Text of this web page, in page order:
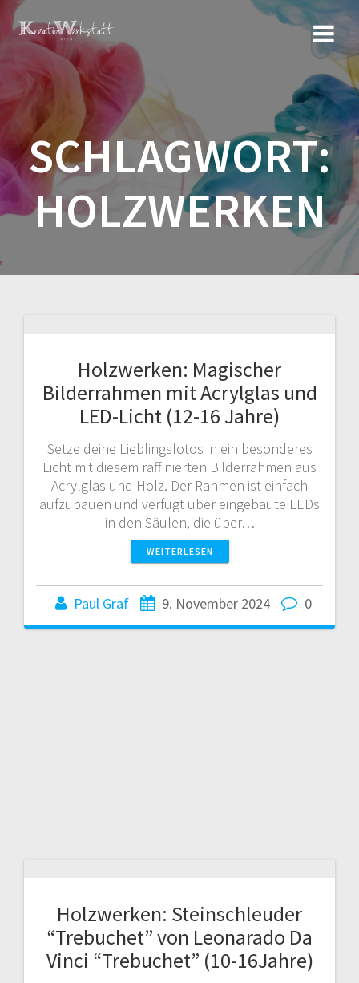
SCHLAGWORT:
HOLZWERKEN
Holzwerken: Magischer
Bilderrahmen mit Acrylglas und
LED-Licht (12-16 Jahre)
Setze deine Lieblingsfotos in ein besonderes
Licht mit diesem raffinierten Bilderrahmen aus
Acrylglas und Holz. Der Rahmen ist einfach
aufzubauen und verfügt über eingebaute LEDs
in den Säulen, die über…
WEITERLESEN
Paul Graf 9. November 2024 0
Holzwerken: Steinschleuder
“Trebuchet” von Leonarado Da
Vinci “Trebuchet” (10-16Jahre)